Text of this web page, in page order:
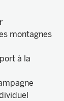
montagnes
à la